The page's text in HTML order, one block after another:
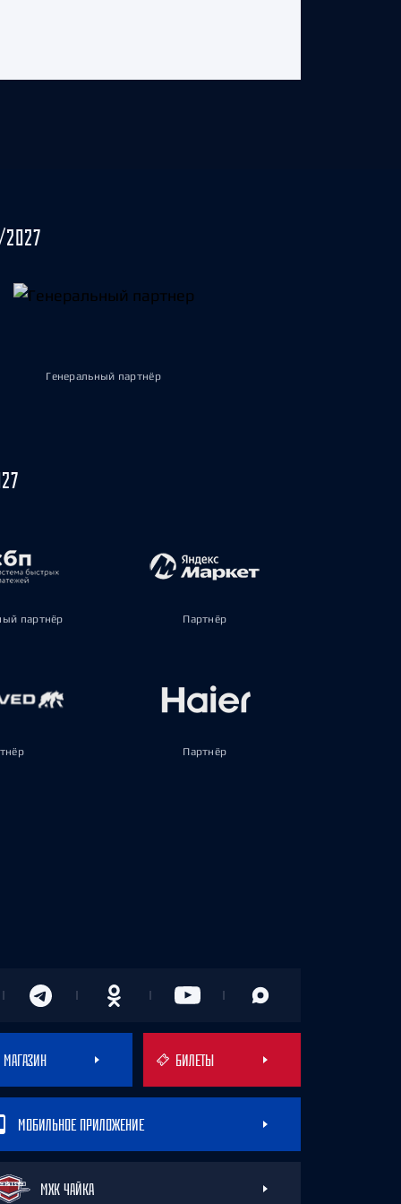
Генеральный партнёр
партнёр Партнёр
Партнёр
МАГАЗИН БИЛЕТЫ
МОБИЛЬНОЕ ПРИЛОЖЕНИЕ
МХК ЧАЙКА